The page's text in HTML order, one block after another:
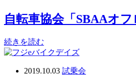
自転車協会「SBAAオ
続きを読む
2019.10.03 試乗会